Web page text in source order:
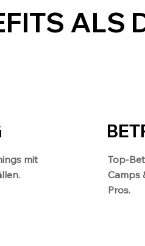
ALS
mit
Top-
Camps
Pros.